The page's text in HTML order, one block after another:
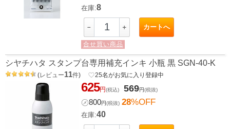
在庫:8
－ ＋ カートへ
合せ買い商品
シヤチハタ スタンプ台専用補充インキ 小瓶 黒 SGN-40-K
(レビュー11件) favorite_border25名がお気に入り登録中
625円(税込) 569円(税抜)
㋱800円(税抜) 28%OFF
在庫:40